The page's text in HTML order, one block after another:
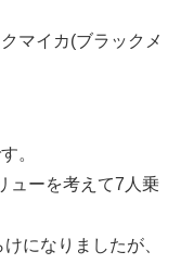
マイカ(ブラックメ
。
ューを考えて7人乗
になりましたが、